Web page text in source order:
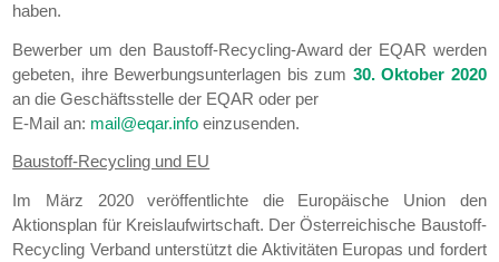
haben.
Bewerber um den Baustoff-Recycling-Award der EQAR werden
gebeten, ihre Bewerbungsunterlagen bis zum 30. Oktober 2020
an die Geschäftsstelle der EQAR oder per
E-Mail an: mail@eqar.info einzusenden.
Baustoff-Recycling und EU
Im März 2020 veröffentlichte die Europäische Union den
Aktionsplan für Kreislaufwirtschaft. Der Österreichische Baustoff-
Recycling Verband unterstützt die Aktivitäten Europas und fordert